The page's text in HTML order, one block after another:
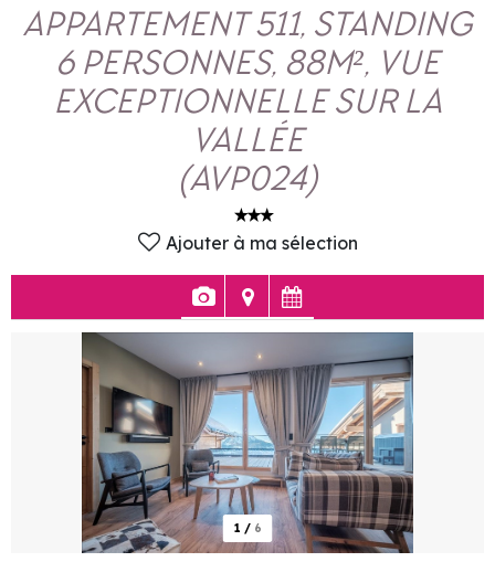
APPARTEMENT 511, STANDING
6 PERSONNES, 88M², VUE
EXCEPTIONNELLE SUR LA
VALLÉE
(AVP024)
Ajouter à ma sélection
1 / 6